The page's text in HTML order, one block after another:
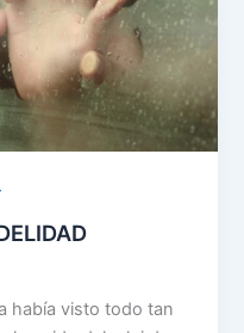
había visto todo tan